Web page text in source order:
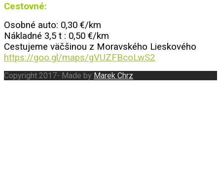
Cestovné:
Osobné auto: 0,30 €/km
Nákladné 3,5 t : 0,50 €/km
Cestujeme väčšinou z Moravského Lieskového
https://goo.gl/maps/gVUZFBcoLwS2
Copyright 2017- Made by Marek Chrz